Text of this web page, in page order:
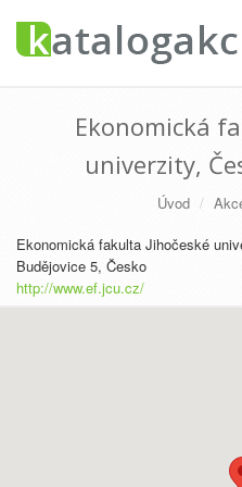
Ekonomická
univerzity,
Úvod
Ekonomická fakulta Jihočeské
Budějovice 5, Česko
http://www.ef.jcu.cz/